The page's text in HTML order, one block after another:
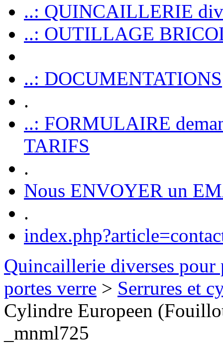
..: QUINCAILLERIE
..: OUTILLAGE
..: DOCUMENTATIONS
.
..: FORMULAIRE
TARIFS
.
Nous ENVOYER un
.
Quincaillerie diverses pour
portes verre > Serrures et
Cylindre Europeen
_mnml725